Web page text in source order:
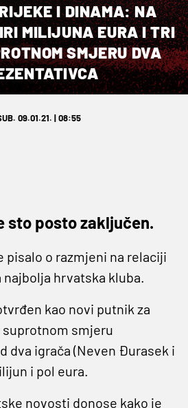
I DINAMA: NA
MILIJUNA EURA I TRI
SMJERU DVA
09.01.21. | 08:55
sto posto zaključen.
pisalo o razmjeni na relaciji
hrvatska kluba.
kao novi putnik za
suprotnom smjeru
dva igrača (Neven Đurasek i
i pol eura.
novosti donose kako je